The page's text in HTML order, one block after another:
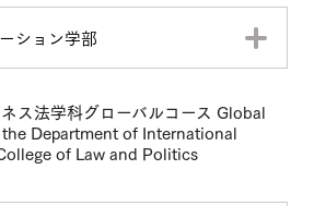
ション学部
ス法学科グローバルコース Global
Department of International
of Law and Politics